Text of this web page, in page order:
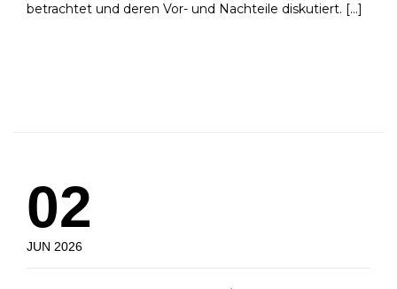
betrachtet und deren Vor- und Nachteile diskutiert. […]
02
JUN 2026